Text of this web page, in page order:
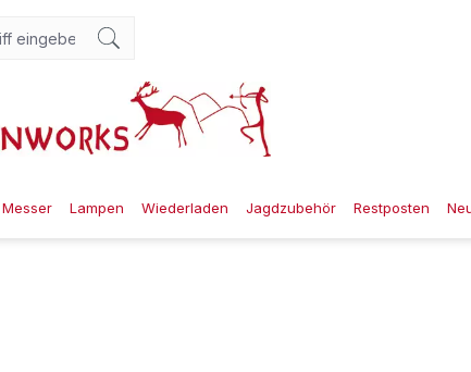
Messer Lampen Wiederladen Jagdzubehör Restposten